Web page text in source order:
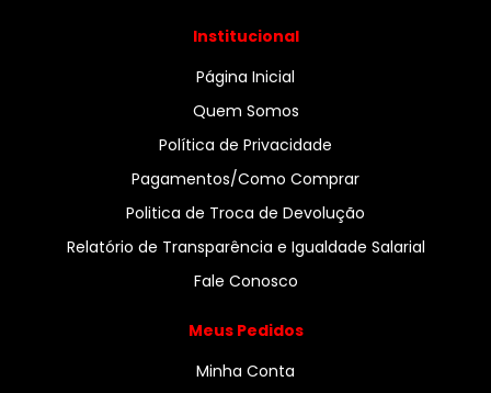
Institucional
Página Inicial
Quem Somos
Política de Privacidade
Pagamentos/Como Comprar
Politica de Troca de Devolução
Relatório de Transparência e Igualdade Salarial
Fale Conosco
Meus Pedidos
Minha Conta